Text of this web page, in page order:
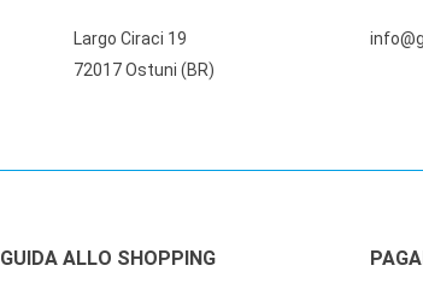
Largo Ciraci 19
72017 Ostuni (BR)
GUIDA ALLO SHOPPING